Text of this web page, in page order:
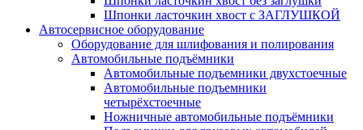
Шпонки ласточкин хвост с ЗАГЛУШКОЙ
Автосервисное оборудование
Оборудование для шлифования и полирования
Автомобильные подъёмники
Автомобильные подъемники двухстоечные
Автомобильные подъемники
четырёхстоечные
Ножничные автомобильные подъёмники